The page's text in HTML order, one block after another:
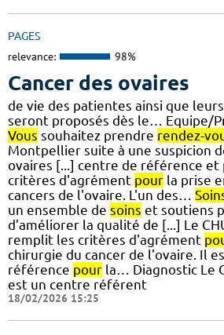
PAGES
relevance: 98%
Cancer des ovaires
de vie des patientes ainsi que
seront proposés dès le… Equipe/
Vous souhaitez prendre rendez-
Montpellier suite à une suspicion
ovaires [...] centre de référence et
critères d'agrément pour la prise
cancers de l'ovaire. L'un des…
un ensemble de soins et soutiens
d’améliorer la qualité de [...] Le
remplit les critères d'agrément
chirurgie du cancer de l'ovaire. Il
référence pour la… Diagnostic Le
est un centre référent
18/02/2026 15:25